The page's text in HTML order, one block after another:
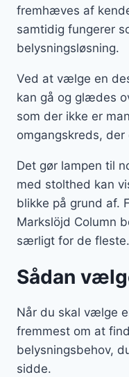
fremhæves af
samtidig fungerer
belysningsløsning.
Ved at vælge en
kan gå og glædes
som der ikke er
omgangskreds, der
Det gør lampen til
med stolthed kan
blikke på grund af.
Markslöjd Column
særligt for de fleste.
Sådan
Når du skal vælge
fremmest om at
belysningsbehov,
sidde.